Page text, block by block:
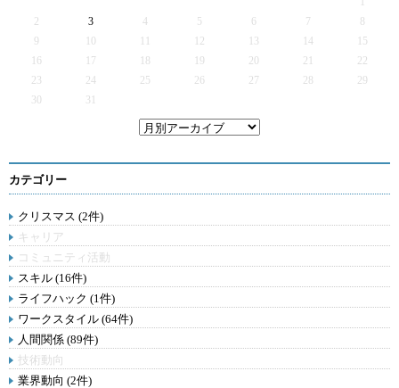
2
3 4 5 6 7
9
12 13 14
15
16
17 19 20 21
22
23
24 25 26 27 28
29
30
31
カテゴリー
クリスマス (2件)
キャリア
コミュニティ活動
スキル (16件)
ライフハック (1件)
ワークスタイル (64件)
人間関係 (89件)
技術動向
業界動向 (2件)